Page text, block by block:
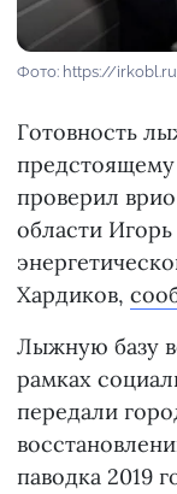
Фото: https://irkobl.ru
Готовность
проверил
области
Хардиков,
Лыжную базу
рамках
передали
паводка 2019